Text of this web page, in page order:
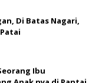
Di Batas Nagari,
Ibu